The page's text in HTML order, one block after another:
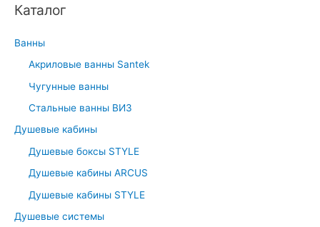
r
h
:
Каталог
Ванны
Акриловые ванны Santek
Чугунные ванны
Стальные ванны ВИЗ
Душевые кабины
Душевые боксы STYLE
Душевые кабины ARCUS
Душевые кабины STYLE
Душевые системы